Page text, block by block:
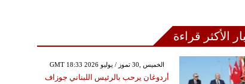
الأكثر قراءة
GMT 18:33 2026 الخميس ,30 تموز / يوليو
أردوغان يرحب بالرئيس اللبناني جوزاف